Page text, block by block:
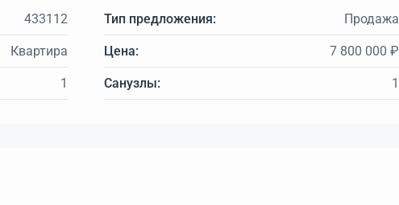
433112 Тип предложения: Продажа
Квартира Цена: 7 800 000 ₽
1 Санузлы: 1